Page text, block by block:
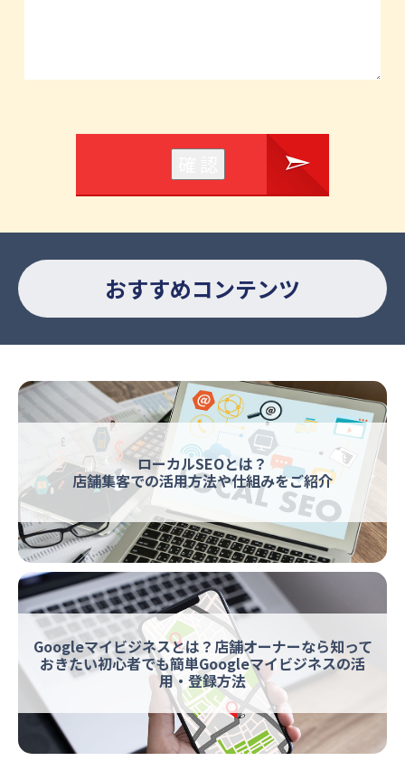
おすすめコンテンツ
ローカルSEOとは？
店舗集客での活用方法や仕組みをご紹介
Googleマイビジネスとは？店舗オーナーなら知って
おきたい初心者でも簡単Googleマイビジネスの活
用・登録方法